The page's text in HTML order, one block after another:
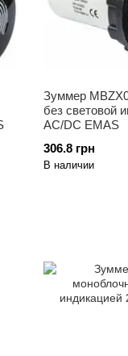
Зуммер
без световой
AC/DC EMAS
306.8 грн
В наличии